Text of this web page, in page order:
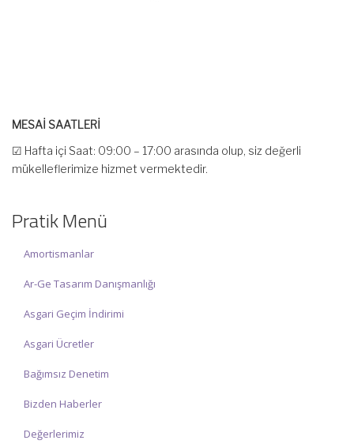
MESAİ SAATLERİ
☑ Hafta içi Saat: 09:00 – 17:00 arasında olup, siz değerli
mükelleflerimize hizmet vermektedir.
teşekkür ederiz.
Pratik Menü
Amortismanlar
Ar-Ge Tasarım Danışmanlığı
Asgari Geçim İndirimi
Asgari Ücretler
Bağımsız Denetim
Bizden Haberler
Değerlerimiz